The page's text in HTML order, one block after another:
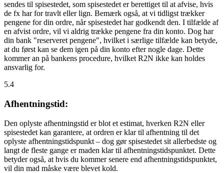
sendes til spisestedet, som spisestedet er berettiget til at afvise, hvis
de fx har for travlt eller lign. Bemærk også, at vi tidligst trækker
pengene for din ordre, når spisestedet har godkendt den. I tilfælde af
en afvist ordre, vil vi aldrig trække pengene fra din konto. Dog har
din bank "reserveret pengene", hvilket i særlige tilfælde kan betyde,
at du først kan se dem igen på din konto efter nogle dage. Dette
kommer an på bankens procedure, hvilket R2N ikke kan holdes
ansvarlig for.
5.4
Afhentningstid:
Den oplyste afhentningstid er blot et estimat, hverken R2N eller
spisestedet kan garantere, at ordren er klar til afhentning til det
oplyste afhentningstidspunkt – dog gør spisestedet sit allerbedste og
langt de fleste gange er maden klar til afhentningstidspunktet. Dette
betyder også, at hvis du kommer senere end afhentningstidspunktet,
vil din mad måske være blevet kold.